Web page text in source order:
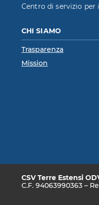
Centro di servizio per
CHI SIAMO
Trasparenza
Mission
CSV Terre Estensi
C.F. 94063990363 –